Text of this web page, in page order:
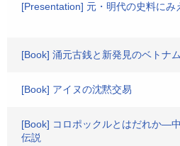
[Presentation] 元・明代の史料にみ
[Book] 涌元古銭と新発見のベトナ
[Book] アイヌの沈黙交易
[Book] コロポックルとはだれか―
伝説